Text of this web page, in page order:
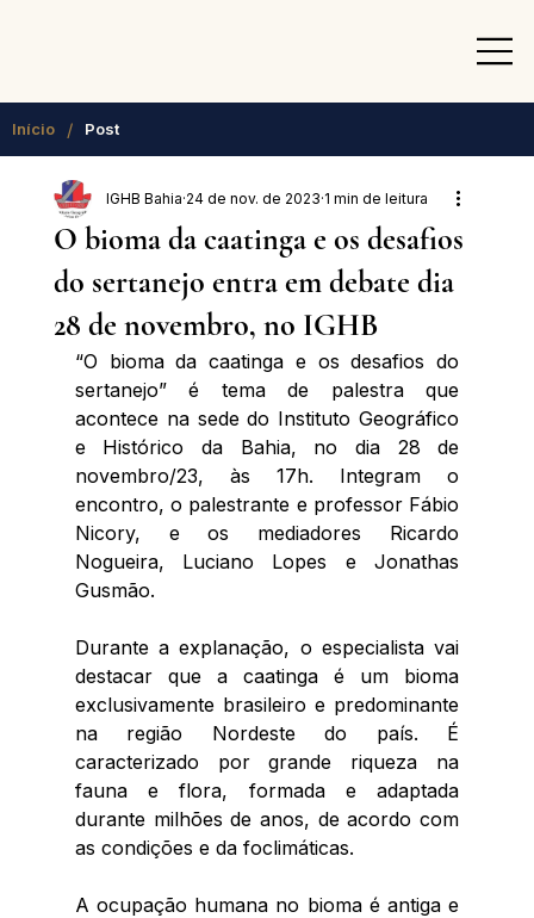
Início / Post
O bioma da caatinga e os desafios
do sertanejo entra em debate dia
28 de novembro, no IGHB
IGHB Bahia 24 de nov. de 2023 1 min de leitura
“O bioma da caatinga e os desafios do
sertanejo” é tema de palestra que
acontece na sede do Instituto Geográfico
e Histórico da Bahia, no dia 28 de
novembro/23, às 17h. Integram o
encontro, o palestrante e professor Fábio
Nicory, e os mediadores Ricardo
Nogueira, Luciano Lopes e Jonathas
Gusmão.
Durante a explanação, o especialista vai
destacar que a caatinga é um bioma
exclusivamente brasileiro e predominante
na região Nordeste do país. É
caracterizado por grande riqueza na
fauna e flora, formada e adaptada
durante milhões de anos, de acordo com
as condições e da foclimáticas.
A ocupação humana no bioma é antiga e